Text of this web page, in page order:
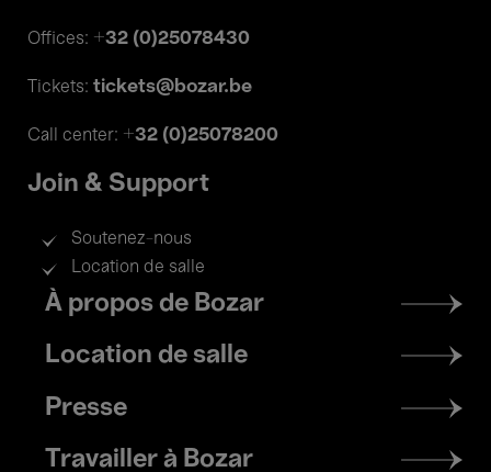
Offices: +32 (0)25078430
Tickets: tickets@bozar.be
Call center: +32 (0)25078200
Join & Support
Soutenez-nous
Location de salle
Footer
menu
À propos de Bozar
Location de salle
Presse
Travailler à Bozar